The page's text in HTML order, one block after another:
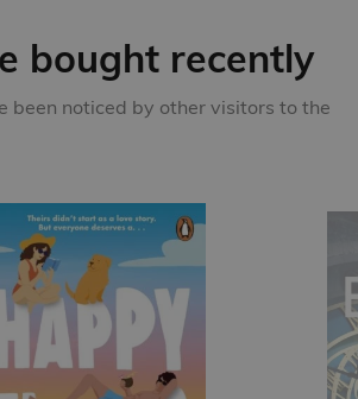
bought recently
been noticed by other visitors to the